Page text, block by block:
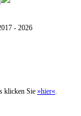
- 2026
klicken Sie »hier«